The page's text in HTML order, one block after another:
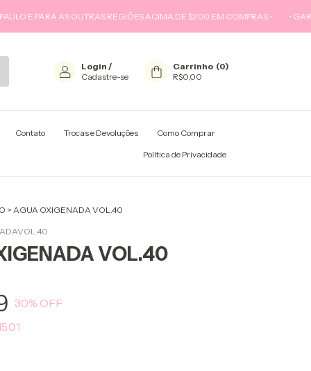
PARA AS OUTRAS REGIÕES ACIMA DE $200 EM COMPRAS • • GARANTA
Login /
Cadastre-se
Carrinho (0)
R$0,00
Contato Trocas e Devoluções Como Comprar
Política de Privacidade
> AGUA OXIGENADA VOL.40
VOL.40
30% OFF